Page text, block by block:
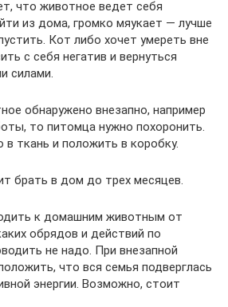
что животное ведет себя
из дома, громко мяукает — лучше
Кот либо хочет умереть вне
с себя негатив и вернуться
силами.
обнаружено внезапно, например
то питомца нужно похоронить.
в ткань и положить в коробку.
брать в дом до трех месяцев.
к домашним животным от
обрядов и действий по
не надо. При внезапной
что вся семья подверглась
энергии. Возможно, стоит